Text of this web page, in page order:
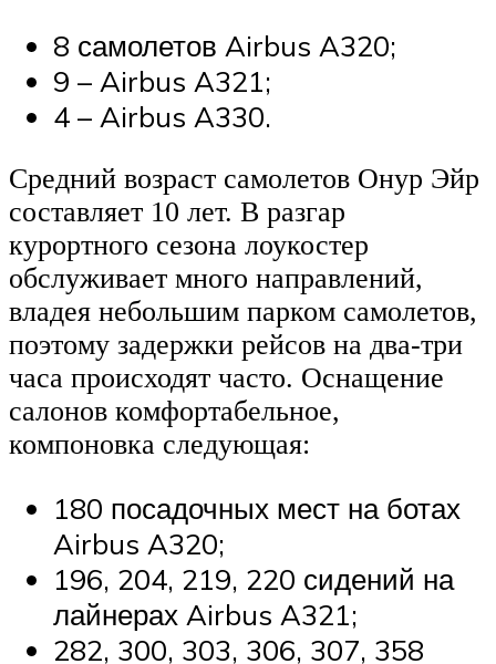
8 самолетов Airbus A320;
9 – Airbus A321;
4 – Airbus A330.
Средний возраст самолетов Онур Эйр
составляет 10 лет. В разгар
курортного сезона лоукостер
обслуживает много направлений,
владея небольшим парком самолетов,
поэтому задержки рейсов на два-три
часа происходят часто. Оснащение
салонов комфортабельное,
компоновка следующая:
180 посадочных мест на ботах
Airbus A320;
196, 204, 219, 220 сидений на
лайнерах Airbus A321;
282, 300, 303, 306, 307, 358